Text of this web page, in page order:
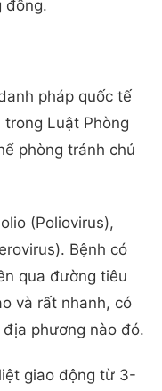
đồng.
pháp quốc tế
Luật Phòng
phòng tránh chủ
(Poliovirus),
Bệnh có
qua đường tiêu
và rất nhanh, có
phương nào đó.
giao động từ 3-